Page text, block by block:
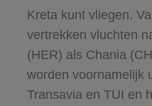
Kreta kunt vliegen.
vertrekken vluchten
(HER) als Chania
worden voornamelijk
Transavia en TUI en